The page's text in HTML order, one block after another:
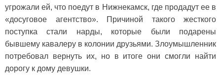
угрожали ей, что поедут в Нижнекамск, где продадут ее в
«досуговое агентство». Причиной такого жесткого
поступка стали нарды, которые были подарены
бывшему кавалеру в колонии друзьями. Злоумышленник
потребовал вернуть их, но в итоге они смогли найти
дорогу к дому девушки.